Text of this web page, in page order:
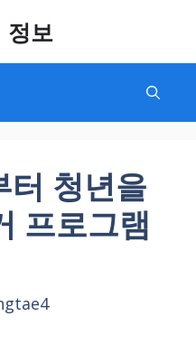
정보
터 청년을
프로그램